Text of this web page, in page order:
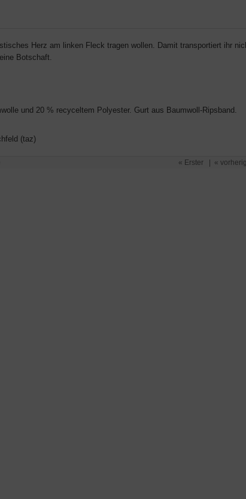
Herz am linken Fleck tragen wollen. Damit transportiert ihr
Botschaft.
und 20 % recyceltem Polyester. Gurt aus Baumwoll-Ripsband.
(taz)
« Erster «